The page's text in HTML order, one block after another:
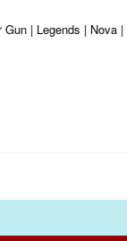
| Legends | Nova |